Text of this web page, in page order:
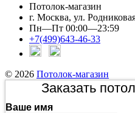
Потолок-магазин
г. Москва, ул.
Пн—Пт 00:00—23:59
+7(499)643-46-33
© 2026 Потолок-магазин
Заказать
Ваше имя